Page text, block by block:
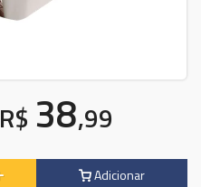
R$ 38,99
Adicionar